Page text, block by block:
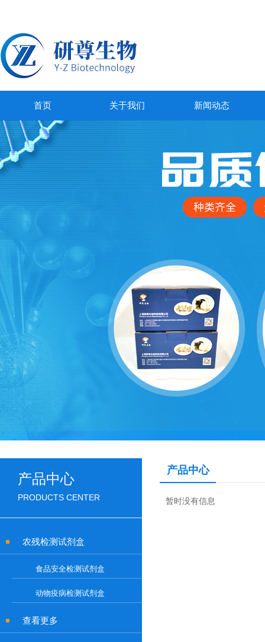
首页 关于我们 新闻动态
产品中心
PRODUCTS CENTER
农残检测试剂盒
食品安全检测试剂盒
动物疫病检测试剂盒
查看更多
产品中心
暂时没有信息